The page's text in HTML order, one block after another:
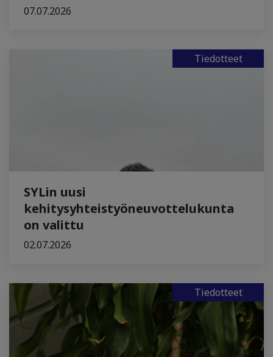
07.07.2026
Tiedotteet
SYLin uusi
kehitysyhteistyöneuvottelukunta
on valittu
02.07.2026
Tiedotteet